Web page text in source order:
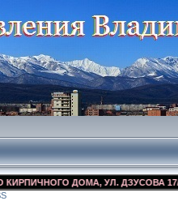
ДОМА, УЛ. ДЗУСОВА 17/1,